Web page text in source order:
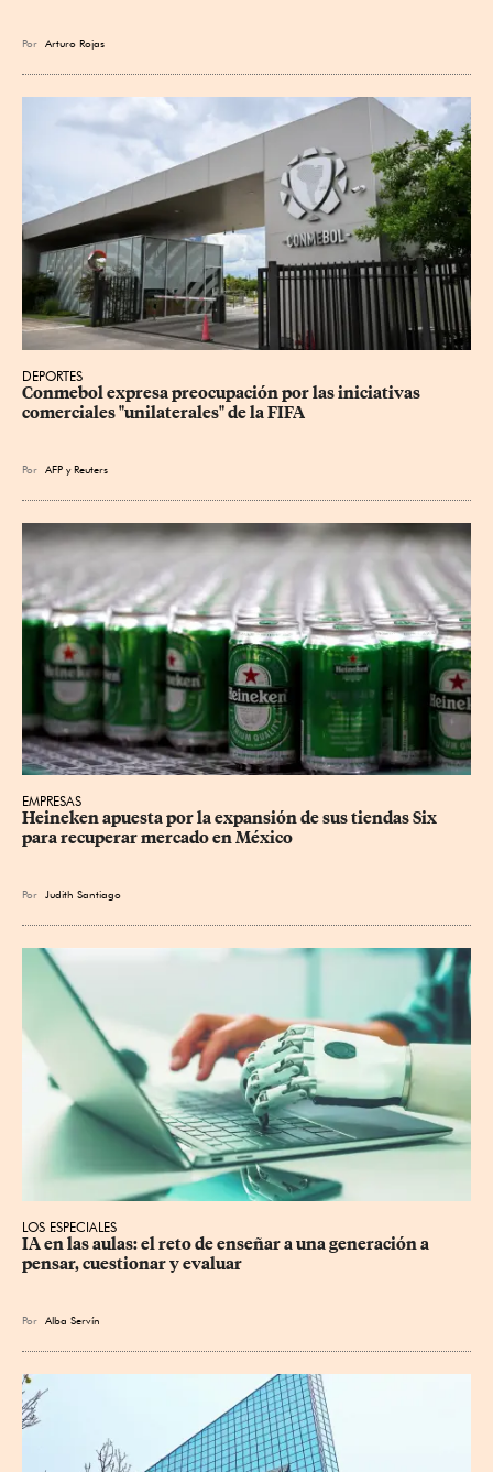
Por Arturo Rojas
DEPORTES
Conmebol expresa preocupación por las iniciativas
comerciales "unilaterales" de la FIFA
Por AFP yReuters
EMPRESAS
Heineken apuesta por la expansión de sus tiendas Six
para recuperar mercado en México
Por Judith Santiago
LOS ESPECIALES
IA en las aulas: el reto de enseñar a una generación a
pensar, cuestionar y evaluar
Por Alba Servín